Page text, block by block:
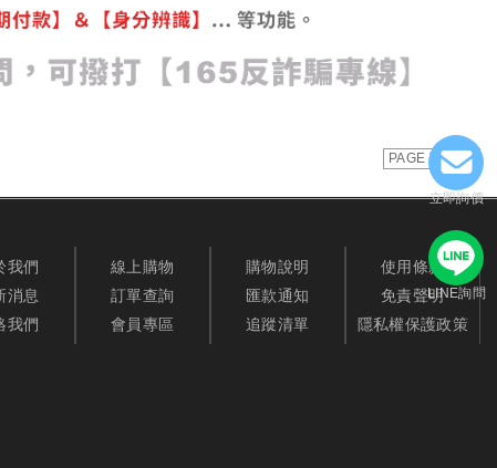
立即詢價
LINE詢問
PAGE TOP
我們
消息
我們
線上購物
訂單查詢
會員專區
購物說明
匯款通知
追蹤清單
使用條款
免責聲明
隱私權保護政策